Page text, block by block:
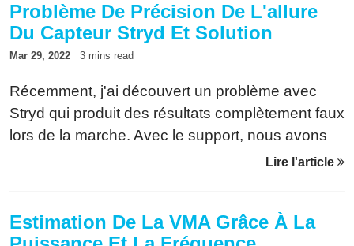
Problème De Précision De L'allure
Du Capteur Stryd Et Solution
Mar 29, 2022 3 mins read
Récemment, j'ai découvert un problème avec
Stryd qui produit des résultats complètement faux
lors de la marche. Avec le support, nous avons
pu identifier le problème et trouver une solution
Lire l'article
Estimation De La VMA Grâce À La